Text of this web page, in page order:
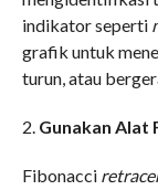
indikator seperti
grafik untuk
turun, atau
2. Gunakan Alat
Fibonacci